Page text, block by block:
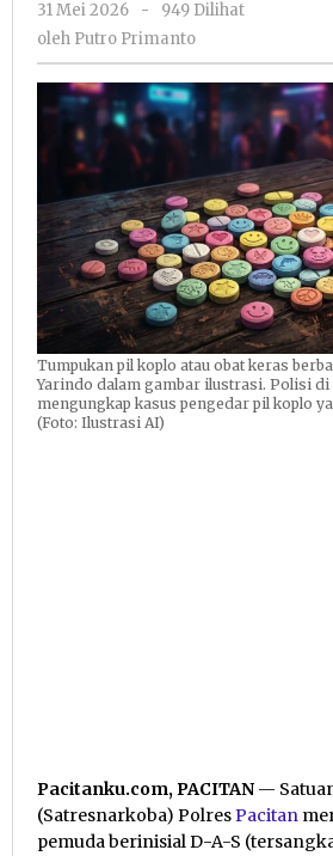
31 Mei 2026
oleh
Putro
-
949 Dilihat
oleh Putro Primanto
Tumpukan pil koplo atau obat keras
Yarindo dalam gambar ilustrasi. Polisi di
mengungkap kasus pengedar pil koplo
(Foto: Ilustrasi AI)
Pacitanku.com, PACITAN —
(Satresnarkoba) PolresPacitan
pemuda berinisial D-A-S